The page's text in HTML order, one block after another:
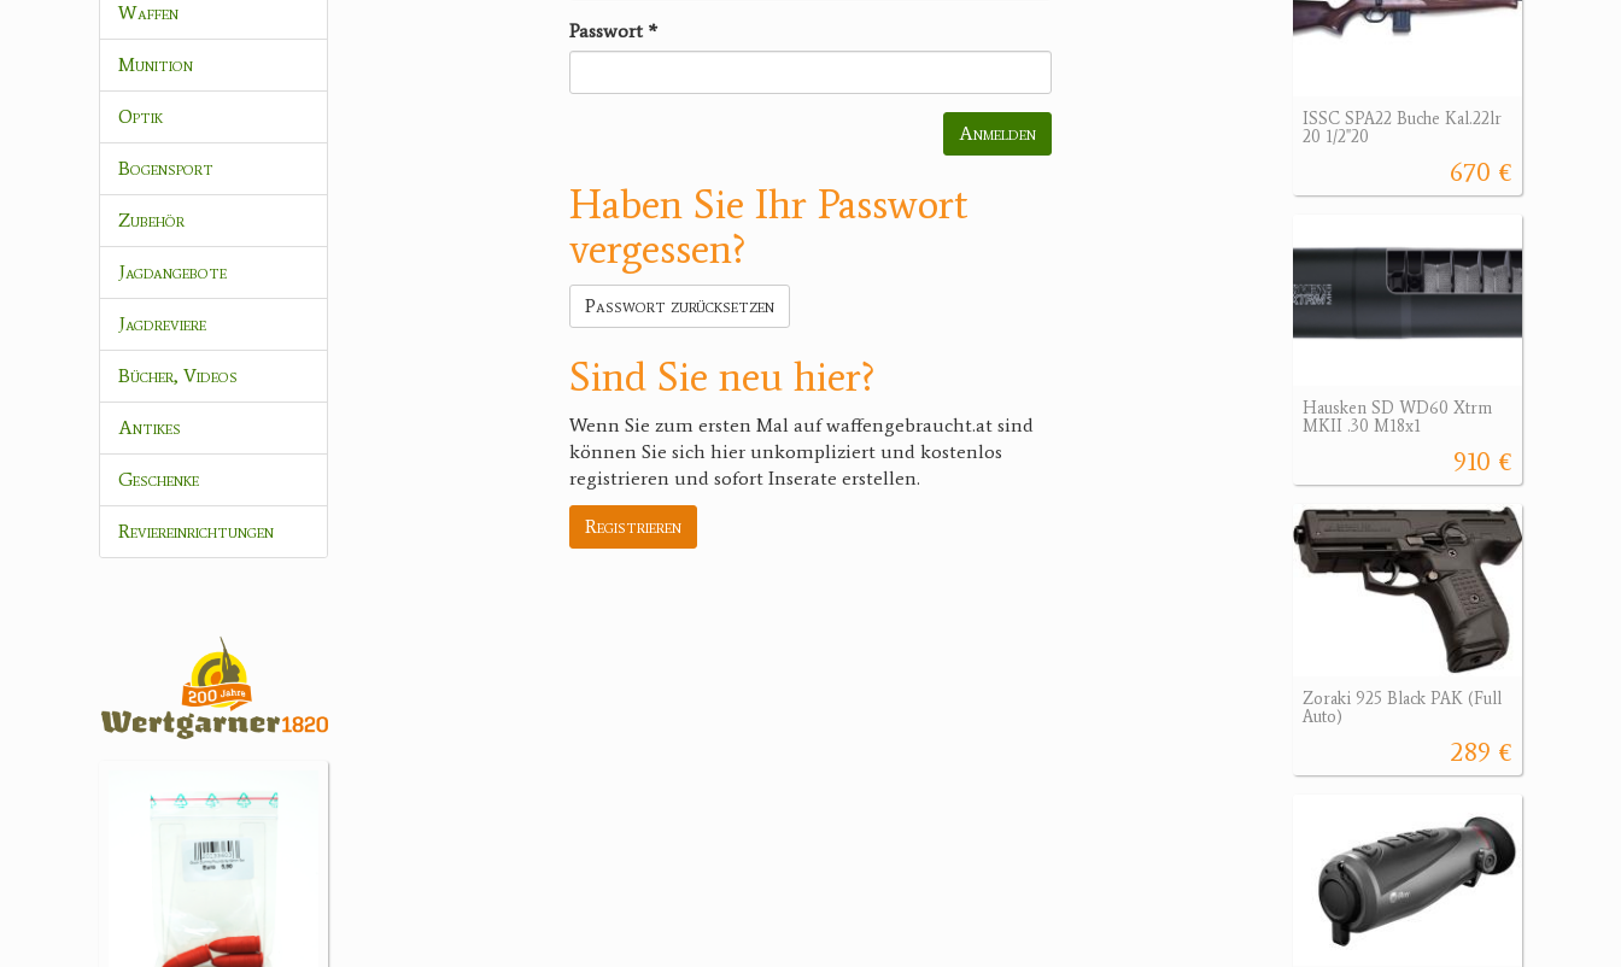
Waffen
Munition
Optik
Bogensport
Zubehör
Jagdangebote
Jagdreviere
Bücher, Videos
Antikes
Geschenke
Reviereinrichtungen
Passwort *
Anmelden
Haben Sie Ihr Passwort
vergessen?
Passwort zurücksetzen
Sind Sie neu hier?
Wenn Sie zum ersten Mal auf waffengebraucht.at sind
können Sie sich hier unkompliziert und kostenlos
registrieren und sofort Inserate erstellen.
Registrieren
ISSC SPA22 Buche Kal.22lr
20 1/2"20
670 €
Hausken SD WD60 Xtrm
MKII .30 M18x1
910 €
Zoraki 925 Black PAK (Full
Auto)
289 €